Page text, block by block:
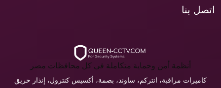
اتصل بنا
أنظمة أمن وحماية متكاملة في كل محافظات مصر
كاميرات مراقبة، انتركم، ساوند، بصمة، أكسيس كنترول، إنذار حريق